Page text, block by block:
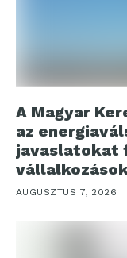
A Magyar
az
javaslatokat
AUGUSZTUS 7, 2026